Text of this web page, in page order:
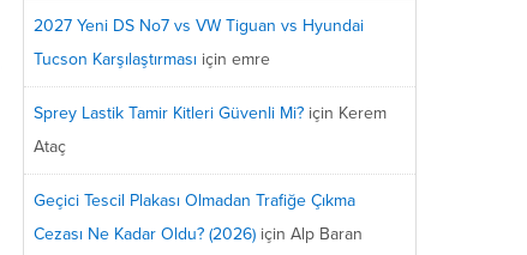
2027 Yeni DS No7 vs VW Tiguan vs Hyundai
Tucson Karşılaştırması için emre
Sprey Lastik Tamir Kitleri Güvenli Mi? için Kerem
Ataç
Geçici Tescil Plakası Olmadan Trafiğe Çıkma
Cezası Ne Kadar Oldu? (2026) için Alp Baran